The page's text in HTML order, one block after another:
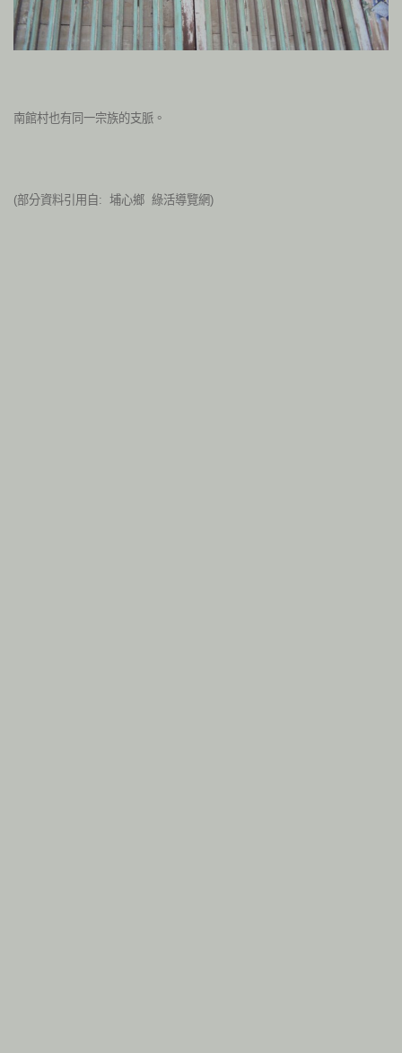
南館村也有同一宗族的支脈。
(部分資料引用自: 埔心鄉 綠活導覽網)